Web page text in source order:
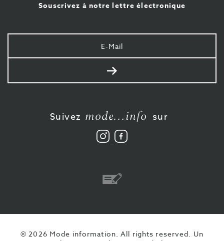
Souscrivez à notre lettre électronique
Votre
e-
mail
Envoyer
Suivez mode...info sur
Suivez
nous
Aimez-
nous
Virement
© 2026 Mode information. All rights reserved. Un